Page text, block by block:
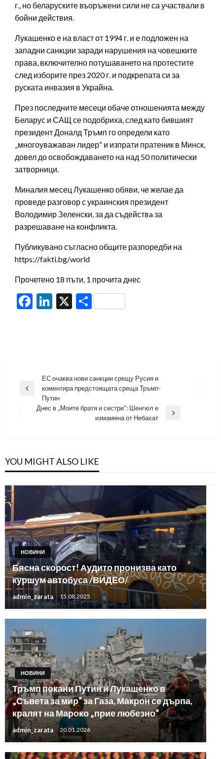
г., но беларуските въоръжени сили не са участвали в
бойни действия.
Лукашенко е на власт от 1994 г. и е подложен на
западни санкции заради нарушения на човешките
права, включително потушаването на протестите
след изборите през 2020 г. и подкрепата си за
руската инвазия в Украйна.
През последните месеци обаче отношенията между
Беларус и САЩ се подобриха, след като бившият
президент Доналд Тръмп го определи като
„многоуважаван лидер“ и изпрати пратеник в Минск,
довел до освобождаването на над 50 политически
затворници.
Миналия месец Лукашенко обяви, че желае да
проведе разговор с украинския президент
Володимир Зеленски, за да съдействa за
разрешаване на конфликта.
Публикувано съгласно общите разпоредби на
https://fakti.bg/world
Прочетено 18 пъти, 1 прочита днес
Facebook
LinkedIn
X Share
Навигация
Previous
ЕС очаква нови санкции срещу Русия и
коментира предстоящата среща Тръмп-
Путин
Днес в „Моите братя и сестри“: Шенгюл е
измамена от Небахат
YOU MIGHT ALSO LIKE
НОВИНИ
Бясна скорост! Аудито пронизва като
куршум автобуса /ВИДЕО/
admin_zarata 15.08.2025
НОВИНИ
Тръмп покани Путин и Лукашенко в
„Съвета за мир“ за Газа, Макрон се дърпа,
кралят на Мароко „прие любезно“
admin_zarata 20.01.2026